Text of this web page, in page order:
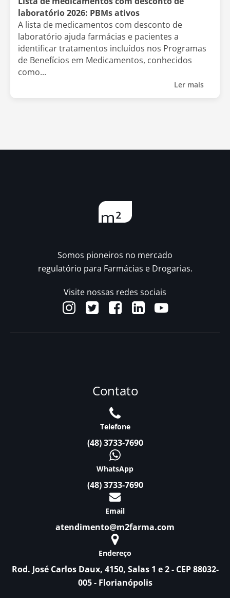
laboratório 2026: PBMs ativos
A lista de medicamentos com desconto de
laboratório ajuda farmácias e pacientes a
identificar tratamentos incluídos nos Programas
de Benefícios em Medicamentos, conhecidos
como...
Ler mais
Somos pioneiros no mercado
regulatório para Farmácias e Drogarias.
Visite nossas redes sociais
Contato
Telefone
(48) 3733-7690
WhatsApp
(48) 3733-7690
Email
atendimento@m2farma.com
Endereço
Rod. José Carlos Daux, 4150, Salas 1 e 2 - CEP 88032-
005 - Florianópolis